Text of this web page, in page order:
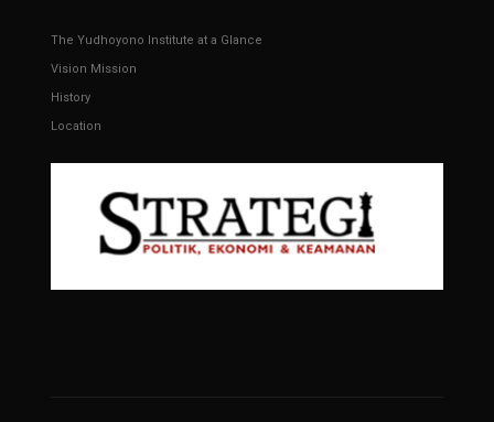
The Yudhoyono Institute at a Glance
Vision Mission
History
Location